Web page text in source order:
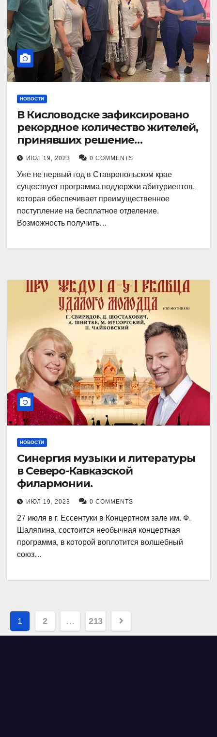
НОВОСТИ
В Кисловодске зафиксировано
рекордное количество жителей,
принявших решение
воспользоваться
установленными мерами, с
целью поступления в
медицинский вуз в районе.
ИЮЛ 19, 2023 0 COMMENTS
Уже не первый год в Ставропольском крае
существует программа поддержки абитуриентов,
которая обеспечивает преимущественное
поступление на бесплатное отделение.
Возможность получить…
НОВОСТИ
Синергия музыки и литературы
в Северо-Кавказской
филармонии.
ИЮЛ 19, 2023 0 COMMENTS
27 июля в г. Ессентуки в Концертном зале им. Ф.
Шаляпина, состоится необычная концертная
программа, в которой воплотится волшебный
союз…
Навигация
по
1 2 … 213